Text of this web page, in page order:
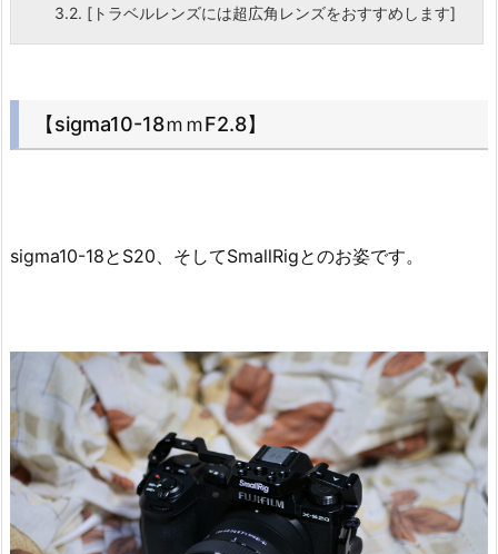
3.2. [トラベルレンズには超広角レンズをおすすめします]
【sigma10-18ｍｍF2.8】
sigma10-18とS20、そしてSmallRigとのお姿です。